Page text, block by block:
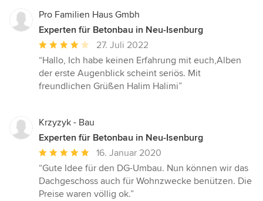
Pro Familien Haus Gmbh
Experten für Betonbau in Neu-Isenburg
Durchschnittliche
Bewertung:
4
von
27. Juli 2022
“Hallo, Ich habe keinen Erfahrung mit euch,Alben
der erste Augenblick scheint seriös. Mit
freundlichen Grüßen Halim Halimi”
Krzyzyk - Bau
Experten für Betonbau in Neu-Isenburg
Durchschnittliche
Bewertung:
5
von
16. Januar 2020
“Gute Idee für den DG-Umbau. Nun können wir das
Dachgeschoss auch für Wohnzwecke benützen. Die
Preise waren völlig ok.”